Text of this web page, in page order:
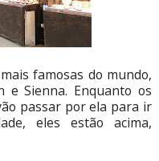
famosas do mundo,
e Sienna. Enquanto os
passar por ela para ir
eles estão acima,